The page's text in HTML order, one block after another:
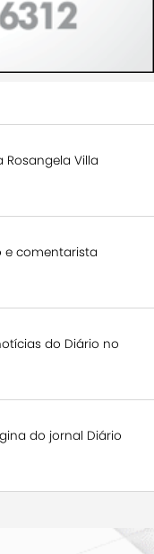
Villa
e comentarista
do Diário no
do jornal Diário